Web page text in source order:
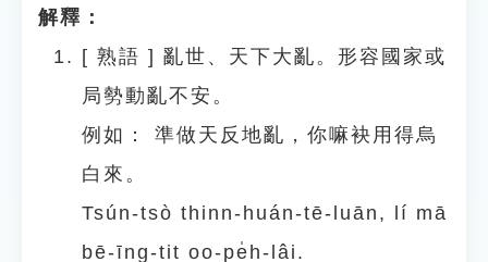
貓頭鷹博士
解釋：
[ 熟語 ] 亂世、天下大亂。形容國家或
局勢動亂不安。
例如：
準做天反地亂，你嘛袂用得烏
白來。
Tsún-tsò thinn-huán-tē-luān, lí mā
bē-īng-tit oo-pe̍h-lâi.